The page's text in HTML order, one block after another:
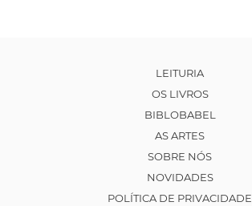
LEITURIA
OS LIVROS
BIBLOBABEL
AS ARTES
SOBRE NÓS
NOVIDADES
POLÍTICA DE PRIVACIDADE